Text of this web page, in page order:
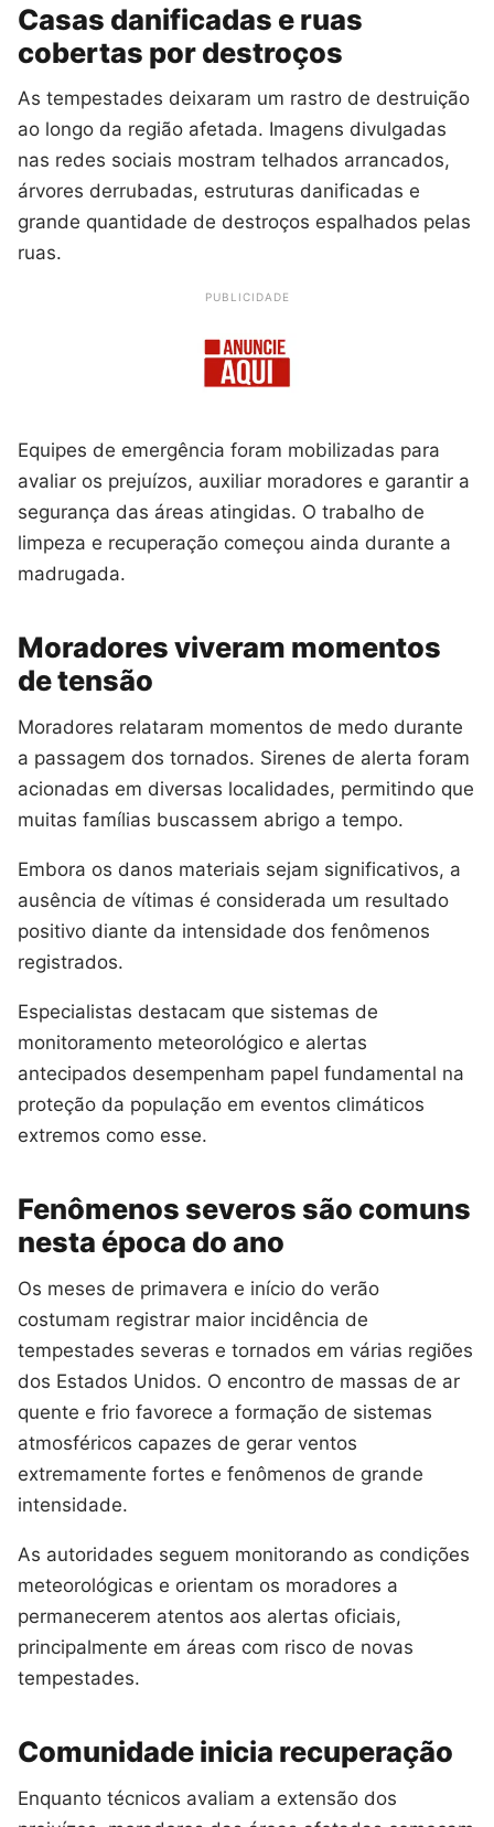
Casas danificadas e ruas
cobertas por destroços
As tempestades deixaram um rastro de destruição
ao longo da região afetada. Imagens divulgadas
nas redes sociais mostram telhados arrancados,
árvores derrubadas, estruturas danificadas e
grande quantidade de destroços espalhados pelas
ruas.
PUBLICIDADE
Equipes de emergência foram mobilizadas para
avaliar os prejuízos, auxiliar moradores e garantir a
segurança das áreas atingidas. O trabalho de
limpeza e recuperação começou ainda durante a
madrugada.
Moradores viveram momentos
de tensão
Moradores relataram momentos de medo durante
a passagem dos tornados. Sirenes de alerta foram
acionadas em diversas localidades, permitindo que
muitas famílias buscassem abrigo a tempo.
Embora os danos materiais sejam significativos, a
ausência de vítimas é considerada um resultado
positivo diante da intensidade dos fenômenos
registrados.
Especialistas destacam que sistemas de
monitoramento meteorológico e alertas
antecipados desempenham papel fundamental na
proteção da população em eventos climáticos
extremos como esse.
Fenômenos severos são comuns
nesta época do ano
Os meses de primavera e início do verão
costumam registrar maior incidência de
tempestades severas e tornados em várias regiões
dos Estados Unidos. O encontro de massas de ar
quente e frio favorece a formação de sistemas
atmosféricos capazes de gerar ventos
extremamente fortes e fenômenos de grande
intensidade.
As autoridades seguem monitorando as condições
meteorológicas e orientam os moradores a
permanecerem atentos aos alertas oficiais,
principalmente em áreas com risco de novas
tempestades.
Comunidade inicia recuperação
Enquanto técnicos avaliam a extensão dos